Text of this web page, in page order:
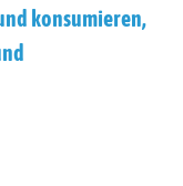
konsumieren,